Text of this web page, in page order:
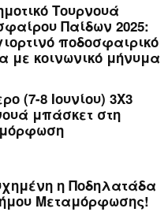
Τουρνουά
Παίδων 2025:
ποδοσφαιρικό
με κοινωνικό μήνυμα
(7-8 Ιουνίου) 3Χ3
μπάσκετ στη
η Ποδηλατάδα
Μεταμόρφωσης!